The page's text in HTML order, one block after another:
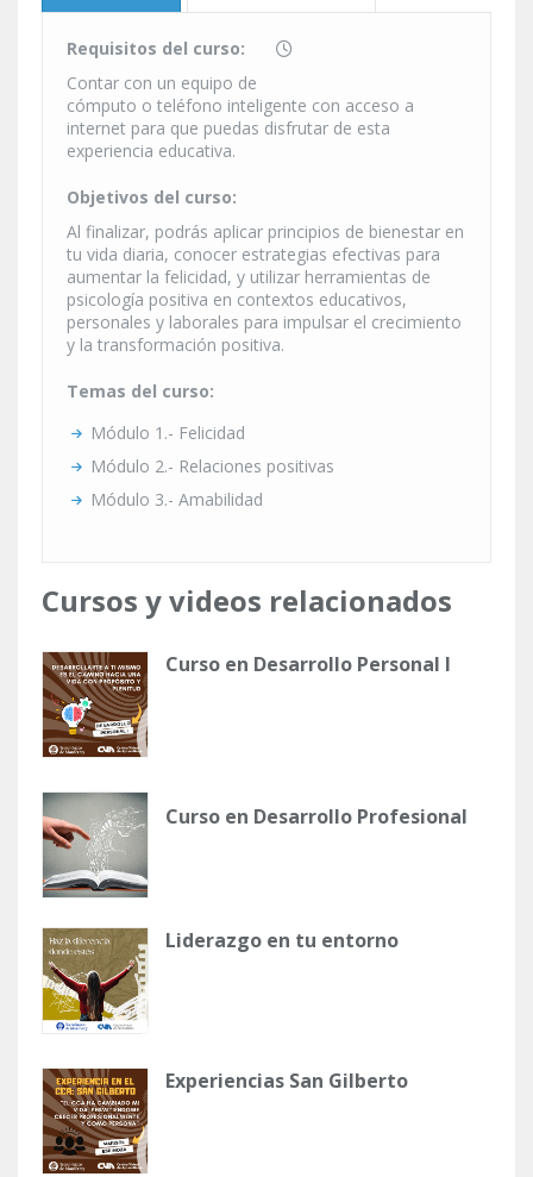
Requisitos del curso:
Contar con un equipo de
cómputo o teléfono inteligente con acceso a
internet para que puedas disfrutar de esta
experiencia educativa.
Objetivos del curso:
Al finalizar, podrás aplicar principios de bienestar en
tu vida diaria, conocer estrategias efectivas para
aumentar la felicidad, y utilizar herramientas de
psicología positiva en contextos educativos,
personales y laborales para impulsar el crecimiento
y la transformación positiva.
Temas del curso:
Módulo 1.- Felicidad
Módulo 2.- Relaciones positivas
Módulo 3.- Amabilidad
Cursos y videos relacionados
Curso en Desarrollo Personal I
Curso en Desarrollo Profesional
Liderazgo en tu entorno
Experiencias San Gilberto